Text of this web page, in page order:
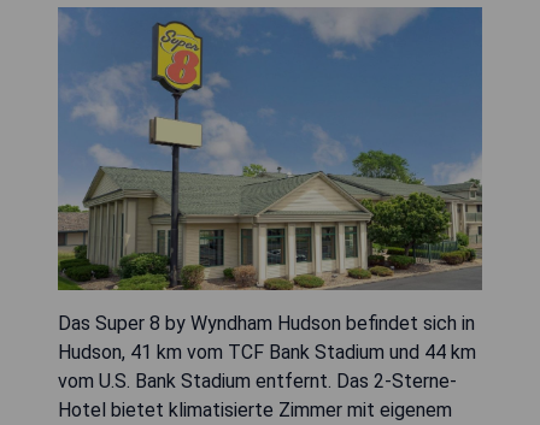
Das Super 8 by Wyndham Hudson befindet sich in
Hudson, 41 km vom TCF Bank Stadium und 44 km
vom U.S. Bank Stadium entfernt. Das 2-Sterne-
Hotel bietet klimatisierte Zimmer mit eigenem